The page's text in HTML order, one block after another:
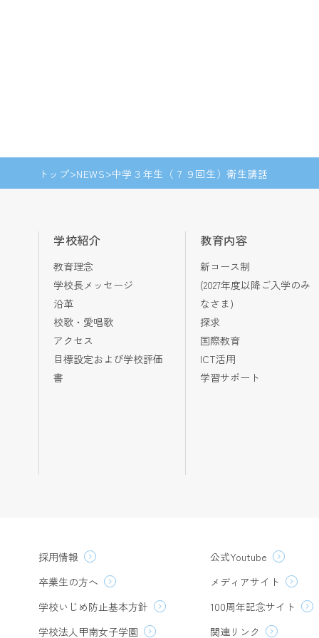
トップ NEWS 中学３年生（７９回生）衛生講話
学校紹介
教育理念
学校長メッセージ
沿革
校歌・愛唱歌
アクセス
目標設定および学校評価
書
教育内容
新コース制
(2027年度以降ご入学のみ
なさま)
探求
国際教育
ICT活用
学習サポート
採用情報
公式Youtube
卒業生の方へ
メディアサイト
学校いじめ防止基本方針
100周年記念サイト
学校法人甲南女子学園
関連リンク